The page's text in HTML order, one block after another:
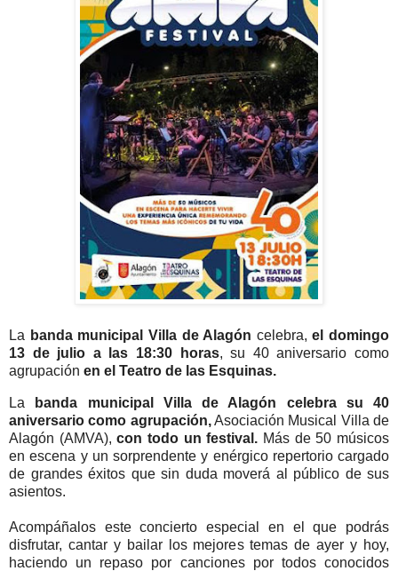
La banda municipal Villa de Alagón celebra,el domingo
13 de julio a las 18:30 horas, su 40 aniversario como
agrupación en el Teatro de las Esquinas.
La
banda municipal Villa de Alagón celebra su 40
aniversario como agrupación,Asociación Musical Villa de
Alagón (AMVA),con todo un festival. Más de 50 músicos
en escena y un sorprendente y enérgico repertorio cargado
de grandes éxitos que sin duda moverá al público de sus
asientos.
Acompáñalos este concierto especial en el que podrás
disfrutar, cantar y bailar los mejores temas de ayer y hoy,
haciendo un repaso por canciones por todos conocidos